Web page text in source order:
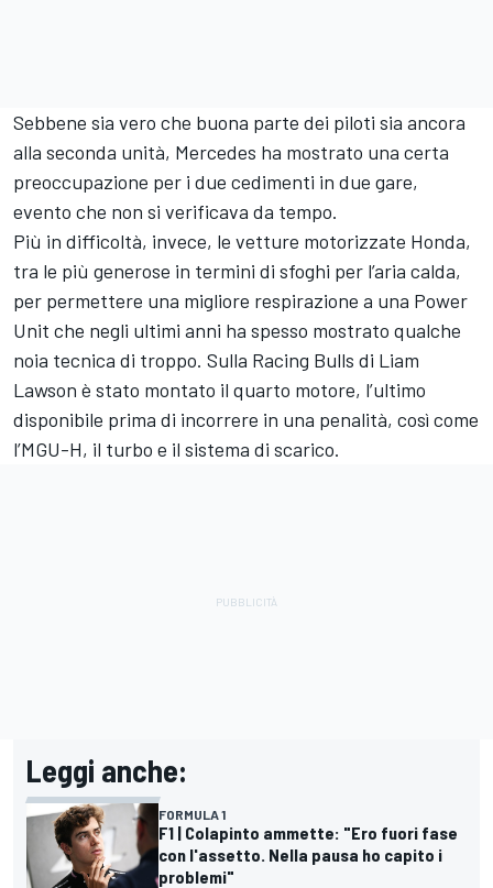
Sebbene sia vero che buona parte dei piloti sia ancora
alla seconda unità, Mercedes ha mostrato una certa
preoccupazione per i due cedimenti in due gare,
evento che non si verificava da tempo.
Più in difficoltà, invece, le vetture motorizzate Honda,
tra le più generose in termini di sfoghi per l’aria calda,
per permettere una migliore respirazione a una Power
Unit che negli ultimi anni ha spesso mostrato qualche
noia tecnica di troppo. Sulla Racing Bulls di Liam
Lawson è stato montato il quarto motore, l’ultimo
disponibile prima di incorrere in una penalità, così come
l’MGU-H, il turbo e il sistema di scarico.
Leggi anche:
FORMULA 1
F1 | Colapinto ammette: "Ero fuori fase
con l'assetto. Nella pausa ho capito i
problemi"